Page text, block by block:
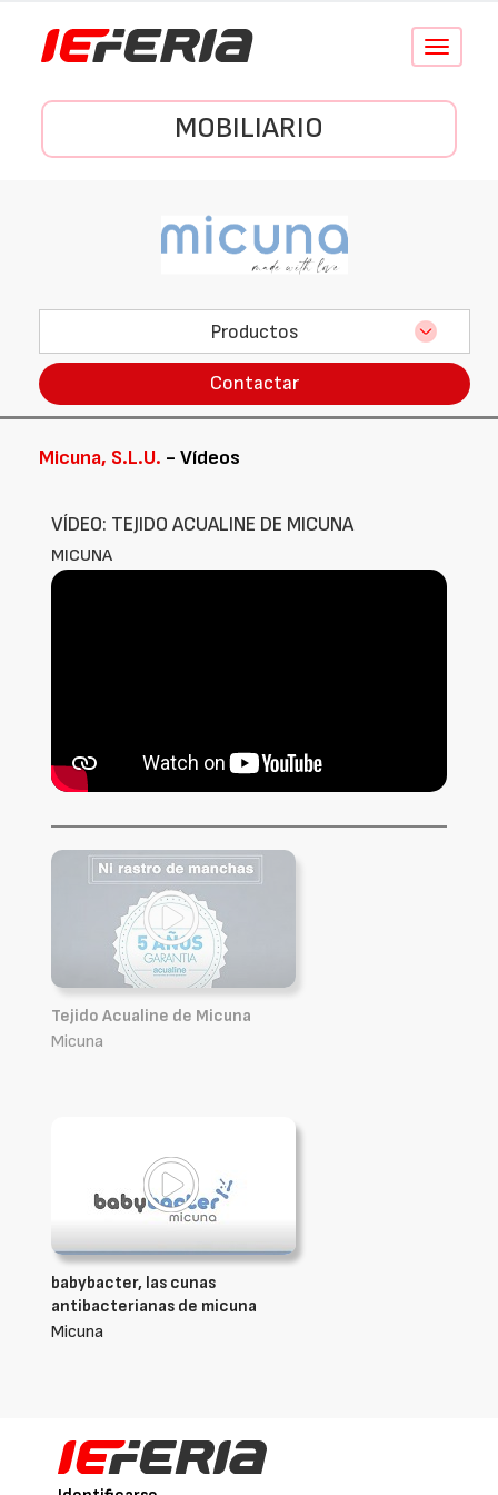
Conmutar
MOBILIARIO
Productos
Contactar
Micuna, S.L.U. - Vídeos
VÍDEO: TEJIDO ACUALINE DE MICUNA
MICUNA
Tejido Acualine de Micuna
Micuna
babybacter, las cunas
antibacterianas de micuna
Micuna